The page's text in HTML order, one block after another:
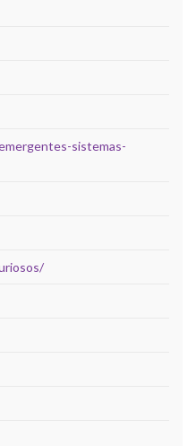
sistemas-